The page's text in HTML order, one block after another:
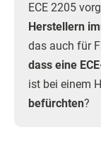
ECE 2205
Herstellern
das auch für
dass eine
ist bei einem
befürchten?